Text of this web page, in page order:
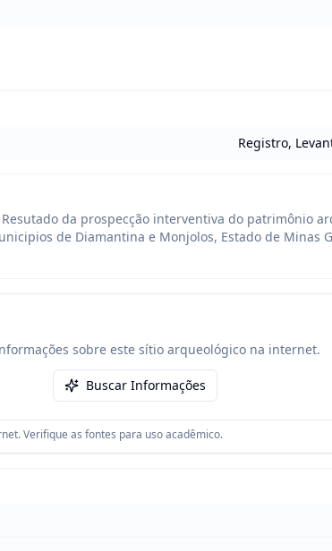
Registro,
da prospecção interventiva do patrimônio
de Diamantina e Monjolos, Estado de Minas
sobre este sítio arqueológico na internet.
Buscar Informações
Verifique as fontes para uso acadêmico.